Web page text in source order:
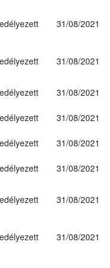
31/08/2021
31/08/2021
31/08/2021
31/08/2021
31/08/2021
31/08/2021
31/08/2021
31/08/2021